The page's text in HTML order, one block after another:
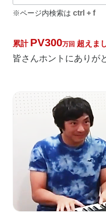
※ページ内検索はctrl + f
累計 PV300万回 超えま
皆さんホントにありが